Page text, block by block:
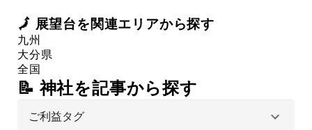
🗾 展望台を関連エリアから探す
九州
大分県
全国
📝 神社を記事から探す
ご利益タグ